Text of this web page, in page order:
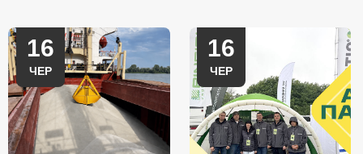
16
ЧЕР
16
ЧЕР